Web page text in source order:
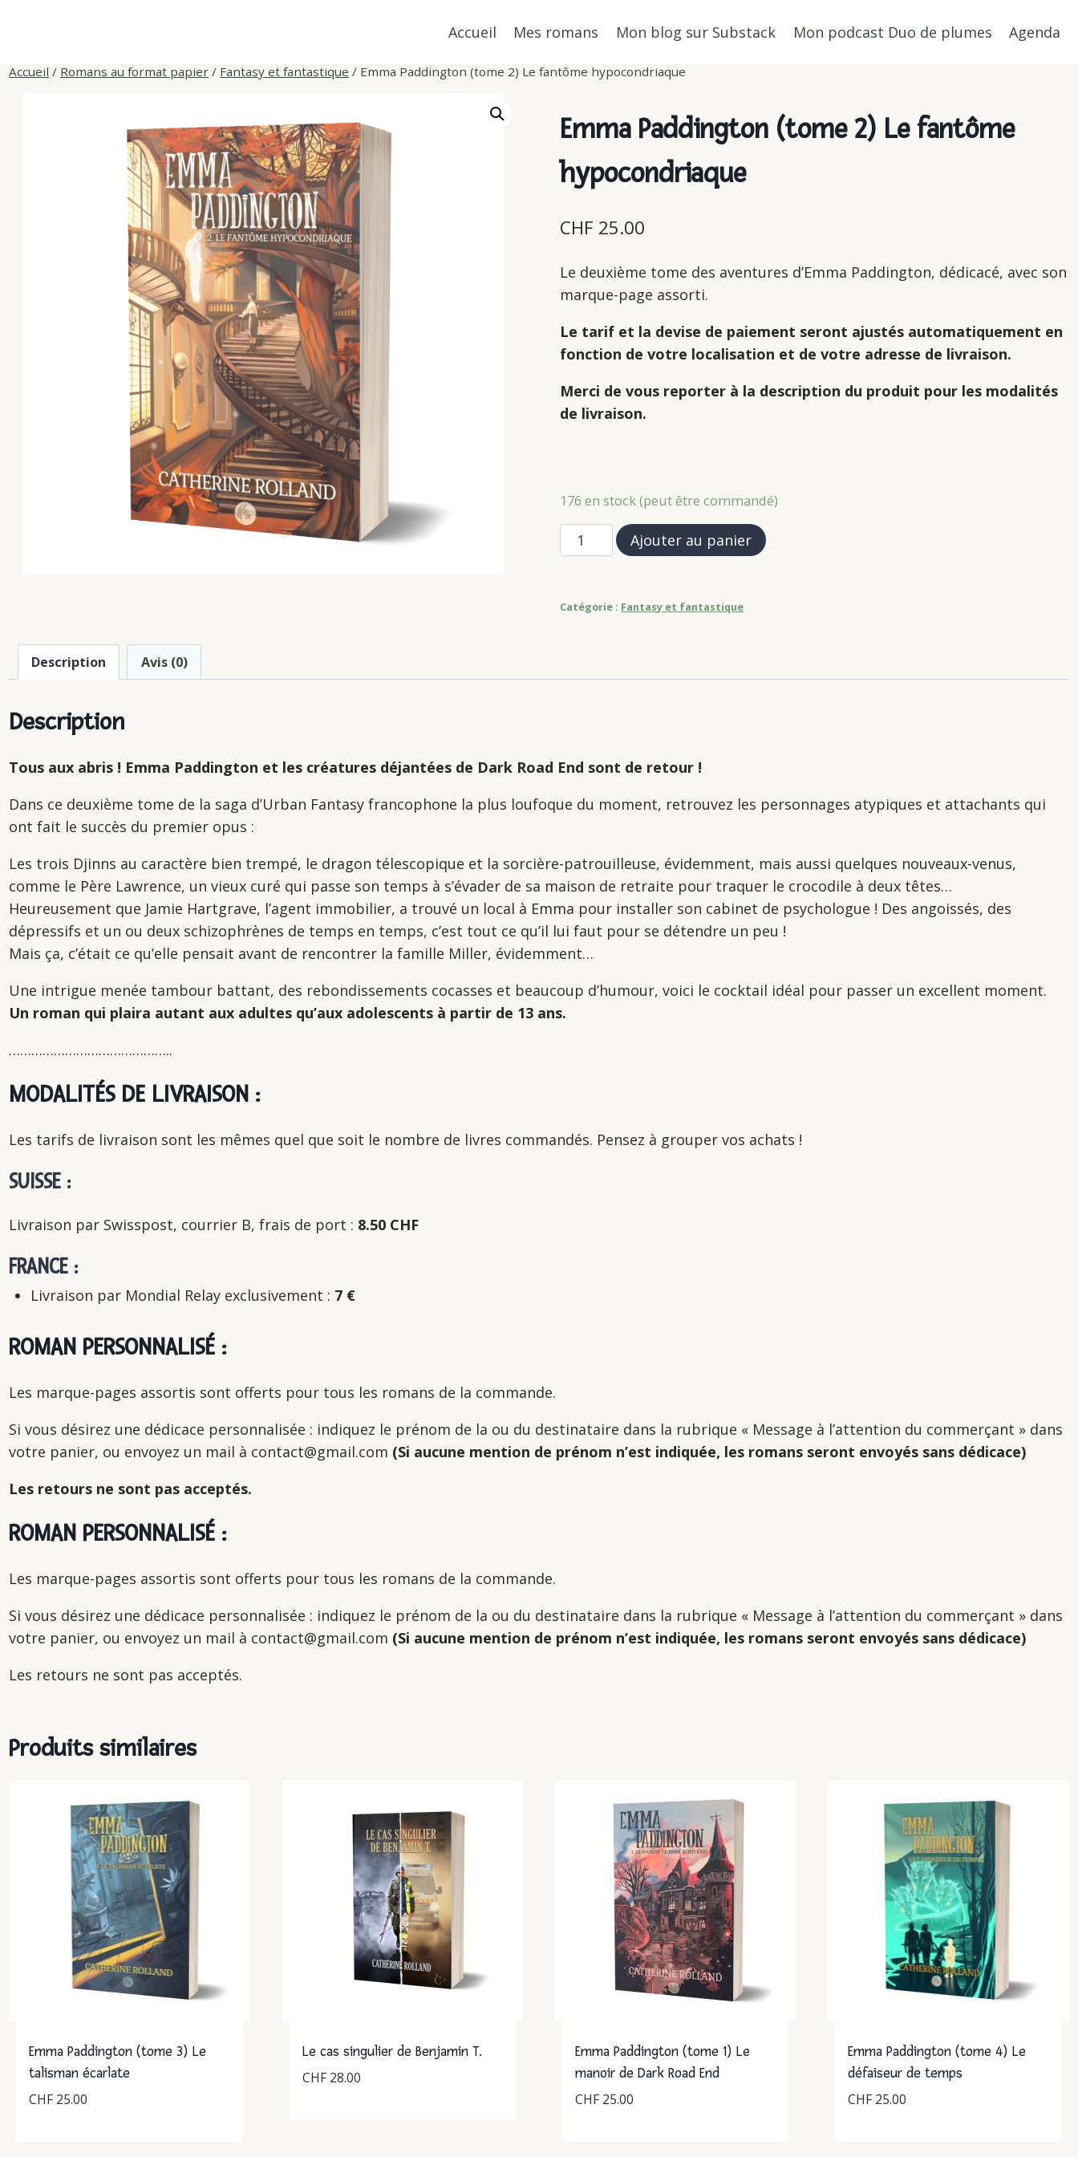
Accueil Mes romans Mon blog sur Substack Mon podcast Duo de plumes Agenda
Accueil / Romans au format papier / Fantasy et fantastique / Emma Paddington (tome 2) Le fantôme hypocondriaque
Emma Paddington (tome 2) Le fantôme
hypocondriaque
CHF 25.00
Le deuxième tome des aventures d’Emma Paddington, dédicacé, avec son
marque-page assorti.
Le tarif et la devise de paiement seront ajustés automatiquement en
fonction de votre localisation et de votre adresse de livraison.
Merci de vous reporter à la description du produit pour les modalités
de livraison.
176 en stock (peut être commandé)
quantité
de
Paddington
Ajouter au panier
Catégorie : Fantasy et fantastique
Description Avis (0)
Description
Tous aux abris ! Emma Paddington et les créatures déjantées de Dark Road End sont de retour !
Dans ce deuxième tome de la saga d’Urban Fantasy francophone la plus loufoque du moment, retrouvez les personnages atypiques et attachants qui
ont fait le succès du premier opus :
Les trois Djinns au caractère bien trempé, le dragon télescopique et la sorcière-patrouilleuse, évidemment, mais aussi quelques nouveaux-venus,
comme le Père Lawrence, un vieux curé qui passe son temps à s’évader de sa maison de retraite pour traquer le crocodile à deux têtes…
Heureusement que Jamie Hartgrave, l’agent immobilier, a trouvé un local à Emma pour installer son cabinet de psychologue ! Des angoissés, des
dépressifs et un ou deux schizophrènes de temps en temps, c’est tout ce qu’il lui faut pour se détendre un peu !
Mais ça, c’était ce qu’elle pensait avant de rencontrer la famille Miller, évidemment…
Une intrigue menée tambour battant, des rebondissements cocasses et beaucoup d’humour, voici le cocktail idéal pour passer un excellent moment.
Un roman qui plaira autant aux adultes qu’aux adolescents à partir de 13 ans.
……………………………………..
MODALITÉS DE LIVRAISON :
Les tarifs de livraison sont les mêmes quel que soit le nombre de livres commandés. Pensez à grouper vos achats !
SUISSE :
Livraison par Swisspost, courrier B, frais de port : 8.50 CHF
FRANCE :
Livraison par Mondial Relay exclusivement : 7 €
ROMAN PERSONNALISÉ :
Les marque-pages assortis sont offerts pour tous les romans de la commande.
Si vous désirez une dédicace personnalisée : indiquez le prénom de la ou du destinataire dans la rubrique « Message à l’attention du commerçant » dans
votre panier, ou envoyez un mail à contact@gmail.com (Si aucune mention de prénom n’est indiquée, les romans seront envoyés sans dédicace)
Les retours ne sont pas acceptés.
ROMAN PERSONNALISÉ :
Les marque-pages assortis sont offerts pour tous les romans de la commande.
Si vous désirez une dédicace personnalisée : indiquez le prénom de la ou du destinataire dans la rubrique « Message à l’attention du commerçant » dans
votre panier, ou envoyez un mail à contact@gmail.com (Si aucune mention de prénom n’est indiquée, les romans seront envoyés sans dédicace)
Les retours ne sont pas acceptés.
Produits similaires
Emma Paddington (tome 3) Le
talisman écarlate
CHF 25.00
Le cas singulier de Benjamin T.
CHF28.00
Emma Paddington (tome 1) Le
manoir de Dark Road End
CHF 25.00
Emma Paddington (tome 4) Le
défaiseur de temps
CHF 25.00